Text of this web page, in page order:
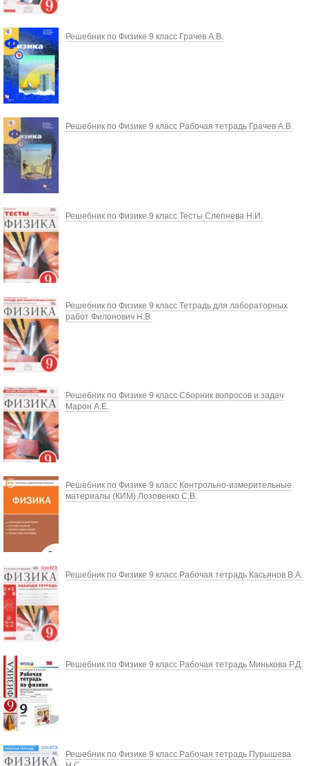
Решебник по Физике 9 класс Грачев А.В.
Решебник по Физике 9 класс Рабочая тетрадь Грачев А.В.
Решебник по Физике 9 класс Тесты Слепнева Н.И.
Решебник по Физике 9 класс Тетрадь для лабораторных
работ Филонович Н.В.
Решебник по Физике 9 класс Сборник вопросов и задач
Марон А.Е.
Решебник по Физике 9 класс Контрольно-измерительные
материалы (КИМ) Лозовенко С.В.
Решебник по Физике 9 класс Рабочая тетрадь Касьянов В.А.
Решебник по Физике 9 класс Рабочая тетрадь Минькова Р.Д.
Решебник по Физике 9 класс Рабочая тетрадь Пурышева